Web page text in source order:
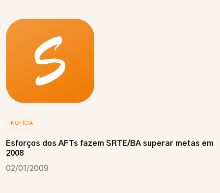
NOTÍCIA
Esforços dos AFTs fazem SRTE/BA superar metas em
2008
02/01/2009